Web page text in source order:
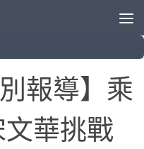
報導】乘
華挑戰